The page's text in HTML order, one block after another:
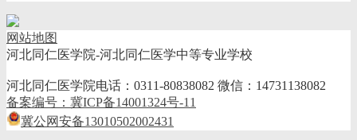
网站地图
河北同仁医学院-河北同仁医学中等专业学校
河北同仁医学院电话：0311-80838082 微信：14731138082
备案编号：冀ICP备14001324号-11
冀公网安备13010502002431